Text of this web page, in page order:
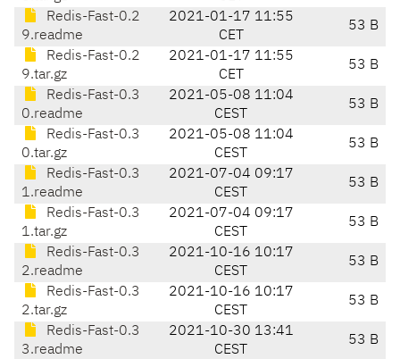
Redis-Fast-0.2
9.readme
2021-01-17 11:55
CET
53 B
Redis-Fast-0.2
9.tar.gz
2021-01-17 11:55
CET
53 B
Redis-Fast-0.3
0.readme
2021-05-08 11:04
CEST
53 B
Redis-Fast-0.3
0.tar.gz
2021-05-08 11:04
CEST
53 B
Redis-Fast-0.3
1.readme
2021-07-04 09:17
CEST
53 B
Redis-Fast-0.3
1.tar.gz
2021-07-04 09:17
CEST
53 B
Redis-Fast-0.3
2.readme
2021-10-16 10:17
CEST
53 B
Redis-Fast-0.3
2.tar.gz
2021-10-16 10:17
CEST
53 B
Redis-Fast-0.3
3.readme
2021-10-30 13:41
CEST
53 B